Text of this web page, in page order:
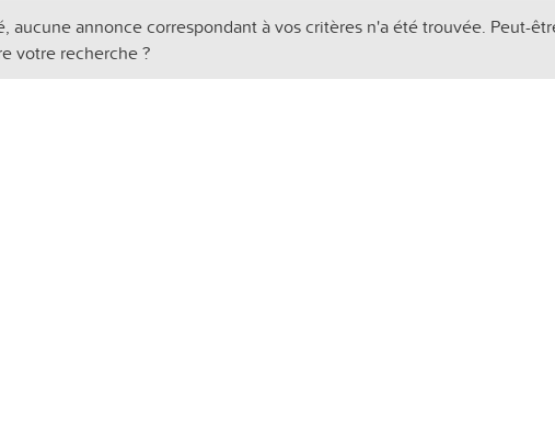
aucune annonce correspondant à vos critères n'a été trouvée. Peut-
votre recherche ?